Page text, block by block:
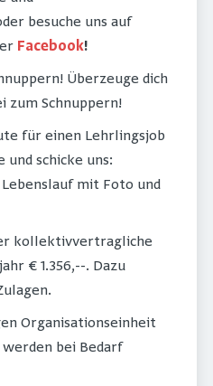
besuche uns auf
Facebook!
Überzeuge dich
zum Schnuppern!
für einen Lehrlingsjob
und schicke uns:
mit Foto und
kollektivvertragliche
€ 1.356,--. Dazu
Organisationseinheit
bei Bedarf